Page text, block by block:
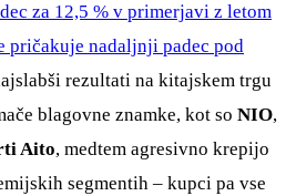
za 12,5 % v primerjavi z letom
pričakuje nadaljnji padec pod
rezultati na kitajskem trgu
blagovne znamke, kot so NIO,
Aito, medtem agresivno krepijo
segmentih – kupci pa vse